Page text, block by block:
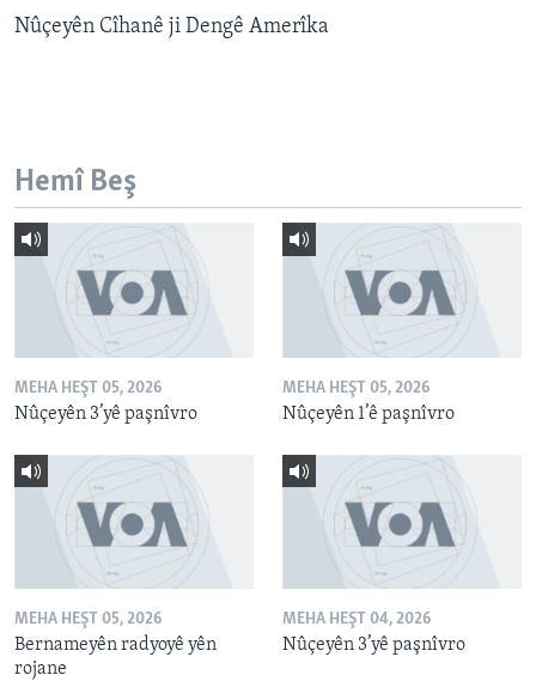
Learning English
Zimanên Din
Nûçeyên Cîhanê ji Dengê Amerîka
Hemî Beş
MEHA HEŞT 05, 2026
Nûçeyên 3’yê paşnîvro
MEHA HEŞT 05, 2026
Nûçeyên 1’ê paşnîvro
MEHA HEŞT 05, 2026
Bernameyên radyoyê yên
rojane
MEHA HEŞT 04, 2026
Nûçeyên 3’yê paşnîvro